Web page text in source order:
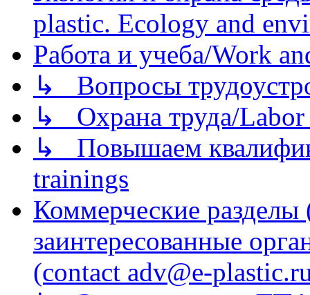
plastic. Ecology and
Работа и учеба/Work
↳ Вопросы
↳ Охрана труда/Labor
↳ Повышаем
trainings
Коммерческие
заинтересованные
(contact adv@e-